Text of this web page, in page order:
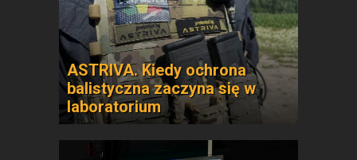
ASTRIVA. Kiedy ochrona
balistyczna zaczyna się w
laboratorium